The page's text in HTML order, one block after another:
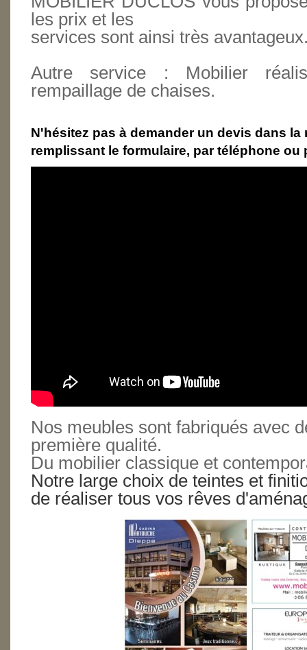
les prix et les
services sont ainsi très
Autre service : Mobilier
rempaillage de chaises.
N'hésitez pas à demander un devis dans
remplissant le formulaire, par téléphone ou
Nos meubles sont fabriqués avec
première qualité.
Du mobilier classique et
Notre large choix de teintes et
de réaliser tous vos rêves